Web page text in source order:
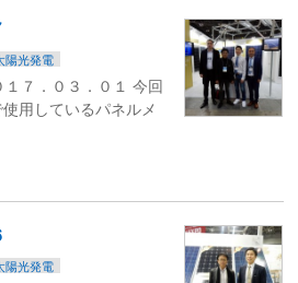
陽光発電
７．０３．０１ 今回
用しているパネルメ
陽光発電